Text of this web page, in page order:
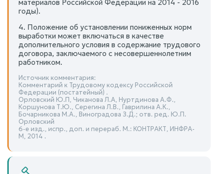
материалов Российской Федерации на 2014 - 2016
годы).
4. Положение об установлении пониженных норм
выработки может включаться в качестве
дополнительного условия в содержание трудового
договора, заключаемого с несовершеннолетним
работником.
Источник комментария:
Комментарий к Трудовому кодексу Российской
Федерации (постатейный) .
Орловский Ю.П, Чиканова Л.А, Нуртдинова А.Ф.,
Коршунова Т.Ю., Серегина Л.В., Гаврилина А.К.,
Бочарникова М.А., Виноградова З.Д.; отв. ред. Ю.П.
Орловский
6-е изд., испр., доп. и перераб. М.: КОНТРАКТ, ИНФРА-
М, 2014 .